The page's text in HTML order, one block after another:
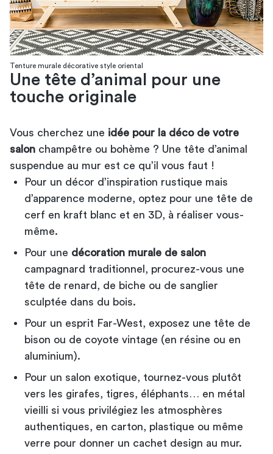
Tenture murale décorative style oriental
Une tête d’animal pour une
touche originale
Vous cherchez une idée pour la déco de votre
salon champêtre ou bohème ? Une tête d’animal
suspendue au mur est ce qu’il vous faut !
Pour un décor d’inspiration rustique mais
d’apparence moderne, optez pour une tête de
cerf en kraft blanc et en 3D, à réaliser vous-
même.
Pour une décoration murale de salon
campagnard traditionnel, procurez-vous une
tête de renard, de biche ou de sanglier
sculptée dans du bois.
Pour un esprit Far-West, exposez une tête de
bison ou de coyote vintage (en résine ou en
aluminium).
Pour un salon exotique, tournez-vous plutôt
vers les girafes, tigres, éléphants… en métal
vieilli si vous privilégiez les atmosphères
authentiques, en carton, plastique ou même
verre pour donner un cachet design au mur.